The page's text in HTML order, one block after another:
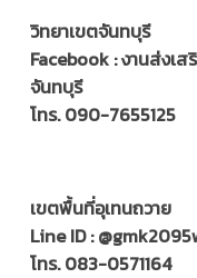
วิทยาเขตจันทบุรี
Facebook :งานส่งเส
จันทบุรี
โทร.090-7655125
เขตพื้นที่อุเทนถวาย
Line ID :
โทร.083-0571164